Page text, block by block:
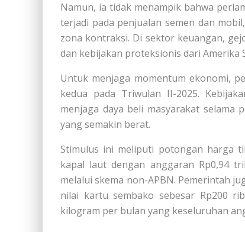
Namun, ia tidak menampik bahwa
terjadi pada penjualan semen dan
zona kontraksi. Di sektor keuangan,
dan kebijakan proteksionis dari Amerika
Untuk menjaga momentum ekonomi,
kedua pada Triwulan II-2025.
menjaga daya beli masyarakat
yang semakin berat.
Stimulus ini meliputi potongan harga
kapal laut dengan anggaran Rp0,94
melalui skema non-APBN. Pemerintah
nilai kartu sembako sebesar Rp200
kilogram per bulan yang keseluruhan